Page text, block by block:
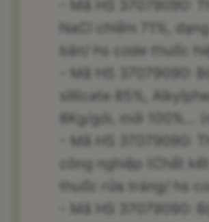
- Mã HS 37079090:
NaCl chiếm 71%,
bản/ hs code thuốc
- Mã HS 37079090:
sillicate 85%,
8Kg/gói, mới
- Mã HS 37079090:
công nghiệp (Chất
thuốc rửa tráng/ hs
- Mã HS 37079090: